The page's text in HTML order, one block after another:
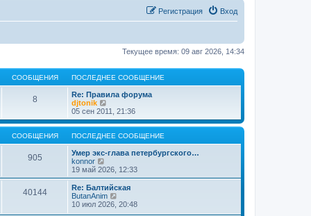
Вход
Регистрация
Текущее время: 09 авг 2026, 14:34
СООБЩЕНИЯ ПОСЛЕДНЕЕ СООБЩЕНИЕ
8
Re: Правила форума
djtonik
е
р
е
й
т
и
п
о
с
л
е
05 сен 2011, 21:36
СООБЩЕНИЯ ПОСЛЕДНЕЕ СООБЩЕНИЕ
905
Умер экс-глава петербургского…
konnor
е
р
е
й
т
19 май 2026, 12:33
40144
Re: Балтийская
ButanAnim
е
10 июл 2026, 20:48